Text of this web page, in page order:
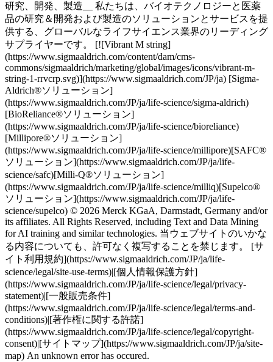
研究、開発、製造__ 私たちは、バイオテクノロジーと医薬
品の研究＆開発および製造のソリューションとサービスを提
供する、グローバルなライフサイエンス業界のリーディング
サプライヤーです。 [![Vibrant M string]
(https://www.sigmaaldrich.com/content/dam/cms-
commons/sigmaaldrich/marketing/global/images/icons/vibrant-m-
string-1-rrvcrp.svg)](https://www.sigmaaldrich.com/JP/ja) [Sigma-
Aldrich®ソリューション]
(https://www.sigmaaldrich.com/JP/ja/life-science/sigma-aldrich)
[BioReliance®ソリューション]
(https://www.sigmaaldrich.com/JP/ja/life-science/bioreliance)
[Millipore®ソリューション]
(https://www.sigmaaldrich.com/JP/ja/life-science/millipore)[SAFC®
ソリューション](https://www.sigmaaldrich.com/JP/ja/life-
science/safc)[Milli-Q®ソリューション]
(https://www.sigmaaldrich.com/JP/ja/life-science/milliq)[Supelco®
ソリューション](https://www.sigmaaldrich.com/JP/ja/life-
science/supelco) © 2026 Merck KGaA, Darmstadt, Germany and/or
its affiliates. All Rights Reserved, including Text and Data Mining
for AI training and similar technologies. 当ウェブサイトのいかな
る内容についても、許可なく複写することを禁じます。 [サ
イト利用規約](https://www.sigmaaldrich.com/JP/ja/life-
science/legal/site-use-terms)|[個人情報保護方針]
(https://www.sigmaaldrich.com/JP/ja/life-science/legal/privacy-
statement)|[一般販売条件]
(https://www.sigmaaldrich.com/JP/ja/life-science/legal/terms-and-
conditions)|[著作権に関する許諾]
(https://www.sigmaaldrich.com/JP/ja/life-science/legal/copyright-
consent)|[サイトマップ](https://www.sigmaaldrich.com/JP/ja/site-
map) An unknown error has occured.